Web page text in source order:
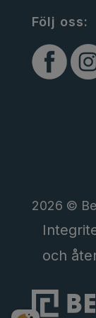
Följ oss:
2026 ©
och